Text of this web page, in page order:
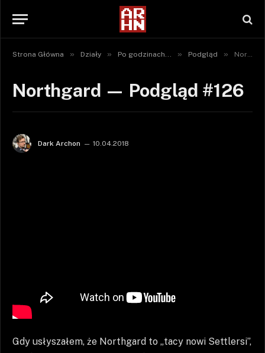
Strona Główna » Działy » Po godzinach... » Podgląd » Northgard — Podgląd #126
Northgard — Podgląd #126
Dark Archon 10.04.2018
Gdy usłyszałem, że Northgard to „tacy nowi Settlersi”,